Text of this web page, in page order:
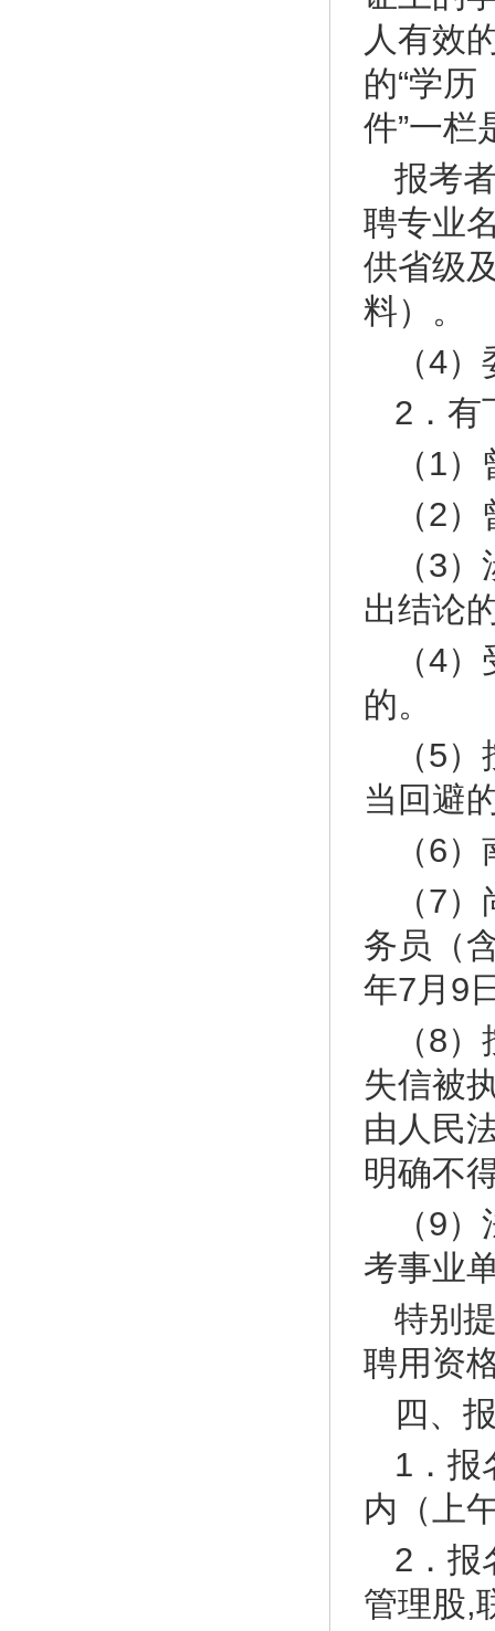
人有效
的“学历
件”一栏
报考
聘专业
供省级
料）。
（4
2．有
（1
（2
（3
出结论
（4
的。
（5
当回避
（6
（7
务员（
年7月9
（8
失信被
由人民
明确不
（9
考事业
特别
聘用资
四、
1．报
内（上
2．报
管理股,